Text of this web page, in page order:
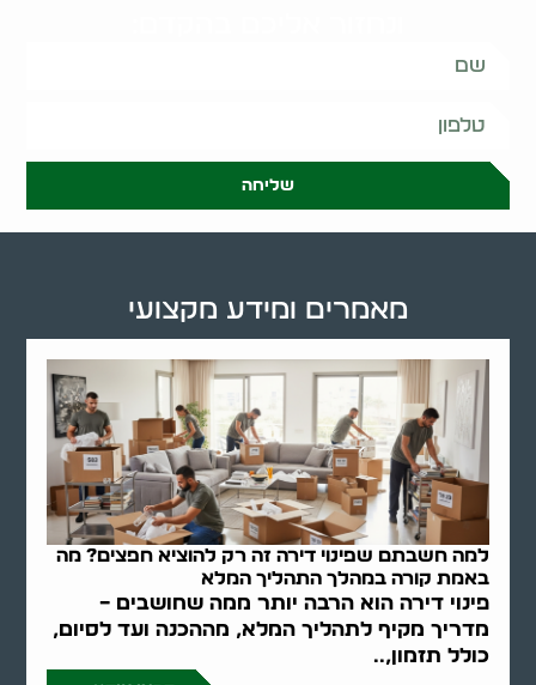
שליחה
למה חשבתם שפינוי דירה זה רק להוציא חפצים? מה
באמת קורה במהלך התהליך המלא
פינוי דירה הוא הרבה יותר ממה שחושבים –
מדריך מקיף לתהליך המלא, מההכנה ועד לסיום,
כולל תזמון,..
מאמרים ומידע מקצועי